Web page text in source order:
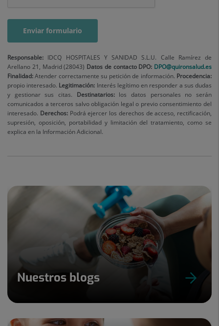
Responsable: IDCQ HOSPITALES Y SANIDAD S.L.U. Calle Ramírez de
Arellano 21, Madrid (28043) Datos de contactoDPO: DPO@quironsalud.es
Finalidad:Atender correctamente su petición de información. Procedencia:
propio interesado. Legitimación: Interés legítimo en responder a sus dudas
y gestionar sus citas. Destinatarios:los datos personales no serán
comunicados a terceros salvo obligación legal o previo consentimiento del
interesado. Derechos:Podrá ejercer los derechos de acceso, rectificación,
supresión, oposición, portabilidad y limitación del tratamiento, como se
explica en la Información Adicional.
Nuestros blogs